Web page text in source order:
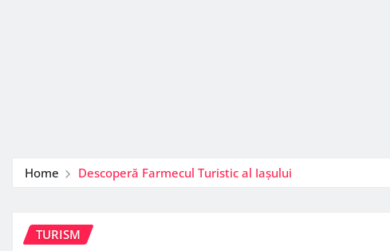
Home Descoperă Farmecul Turistic al Iașului
TURISM